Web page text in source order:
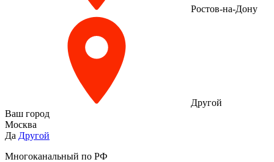
Ростов-на-Дону
Другой
Ваш город
Москва
Да Другой
Многоканальный по РФ